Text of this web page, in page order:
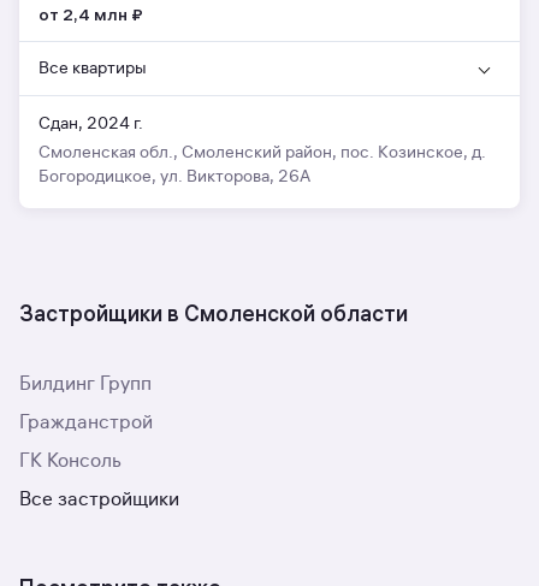
от 2,4 млн ₽
Все квартиры
Сдан, 2024 г.
Смоленская обл., Смоленский район, пос. Козинское, д.
Богородицкое, ул. Викторова, 26А
Застройщики в Смоленской области
Билдинг Групп
Гражданстрой
ГК Консоль
Все застройщики